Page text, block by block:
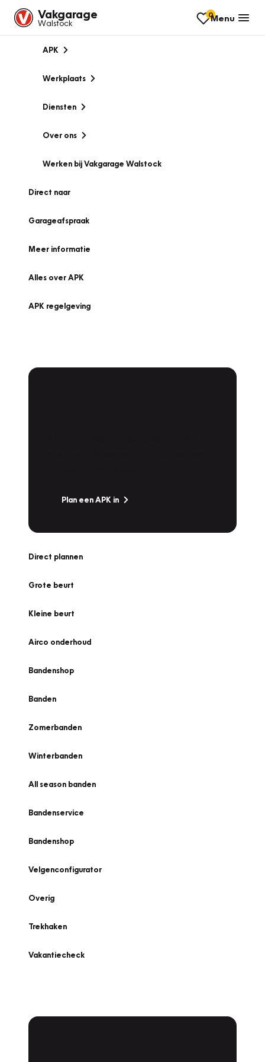
Vakgarage
Walstock
0Menu
APK
Werkplaats
Diensten
Over ons
Werken bij Vakgarage Walstock
Direct naar
Garageafspraak
Meer informatie
Alles over APK
APK regelgeving
Plan een APK in
Direct plannen
Grote beurt
Kleine beurt
Airco onderhoud
Bandenshop
Banden
Zomerbanden
Winterbanden
All season banden
Bandenservice
Bandenshop
Velgenconfigurator
Overig
Trekhaken
Vakantiecheck